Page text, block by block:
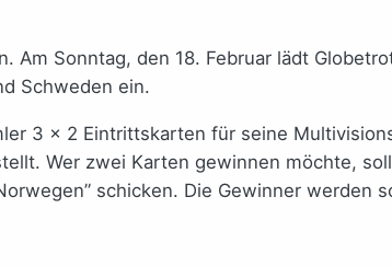
Am Sonntag, den 18. Februar lädt
Schweden ein.
3 x 2 Eintrittskarten für seine
Wer zwei Karten gewinnen möchte,
schicken. Die Gewinner werden